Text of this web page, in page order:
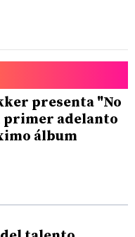
presenta "No
primer adelanto
álbum